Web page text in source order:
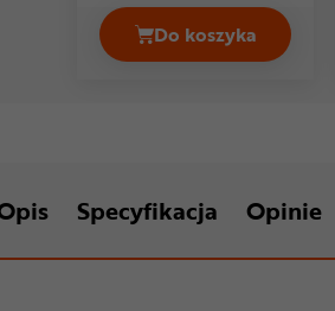
Do koszyka
Spodnie
Specyfikacja Opinie